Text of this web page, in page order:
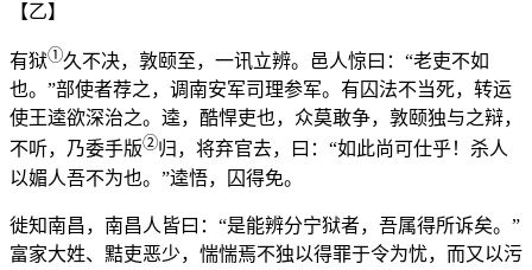
【乙】
有狱①久不决，敦颐至，一讯立辨。邑人惊曰：“老吏不如
也。”部使者荐之，调南安军司理参军。有囚法不当死，转运
使王逵欲深治之。逵，酷悍吏也，众莫敢争，敦颐独与之辩，
不听，乃委手版②归，将弃官去，曰：“如此尚可仕乎！杀人
以媚人吾不为也。”逵悟，囚得免。
徙知南昌，南昌人皆曰：“是能辨分宁狱者，吾属得所诉矣。”
富家大姓、黠吏恶少，惴惴焉不独以得罪于令为忧，而又以污